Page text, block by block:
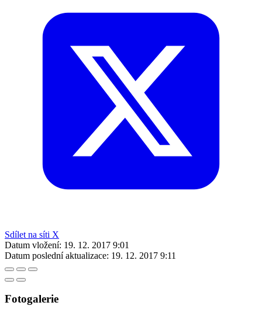
Sdílet na síti X
Datum vložení: 19. 12. 2017 9:01
Datum poslední aktualizace: 19. 12. 2017 9:11
Fotogalerie